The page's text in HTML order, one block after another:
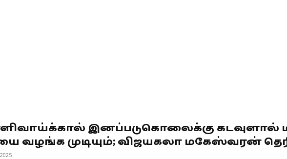
இனப்படுகொலைக்கு கடவுளால்
வழங்க முடியும்; விஜயகலா மகேஸ்வரன்